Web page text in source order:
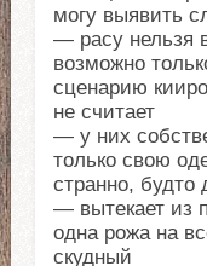
могу выявить
— расу нельзя
возможно
сценарию
не считает
— у них
только свою
странно, будто
— вытекает из
одна рожа на
скудный